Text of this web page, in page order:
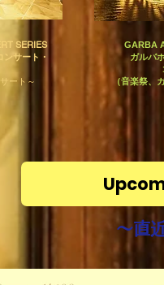
SERIES
サート・
ート～
GARBA
ガルバ
（音楽祭、
～直